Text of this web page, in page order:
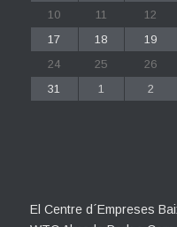
10
11 12
17
18 19
24
25 26
31
1 2
El Centre d´Empreses